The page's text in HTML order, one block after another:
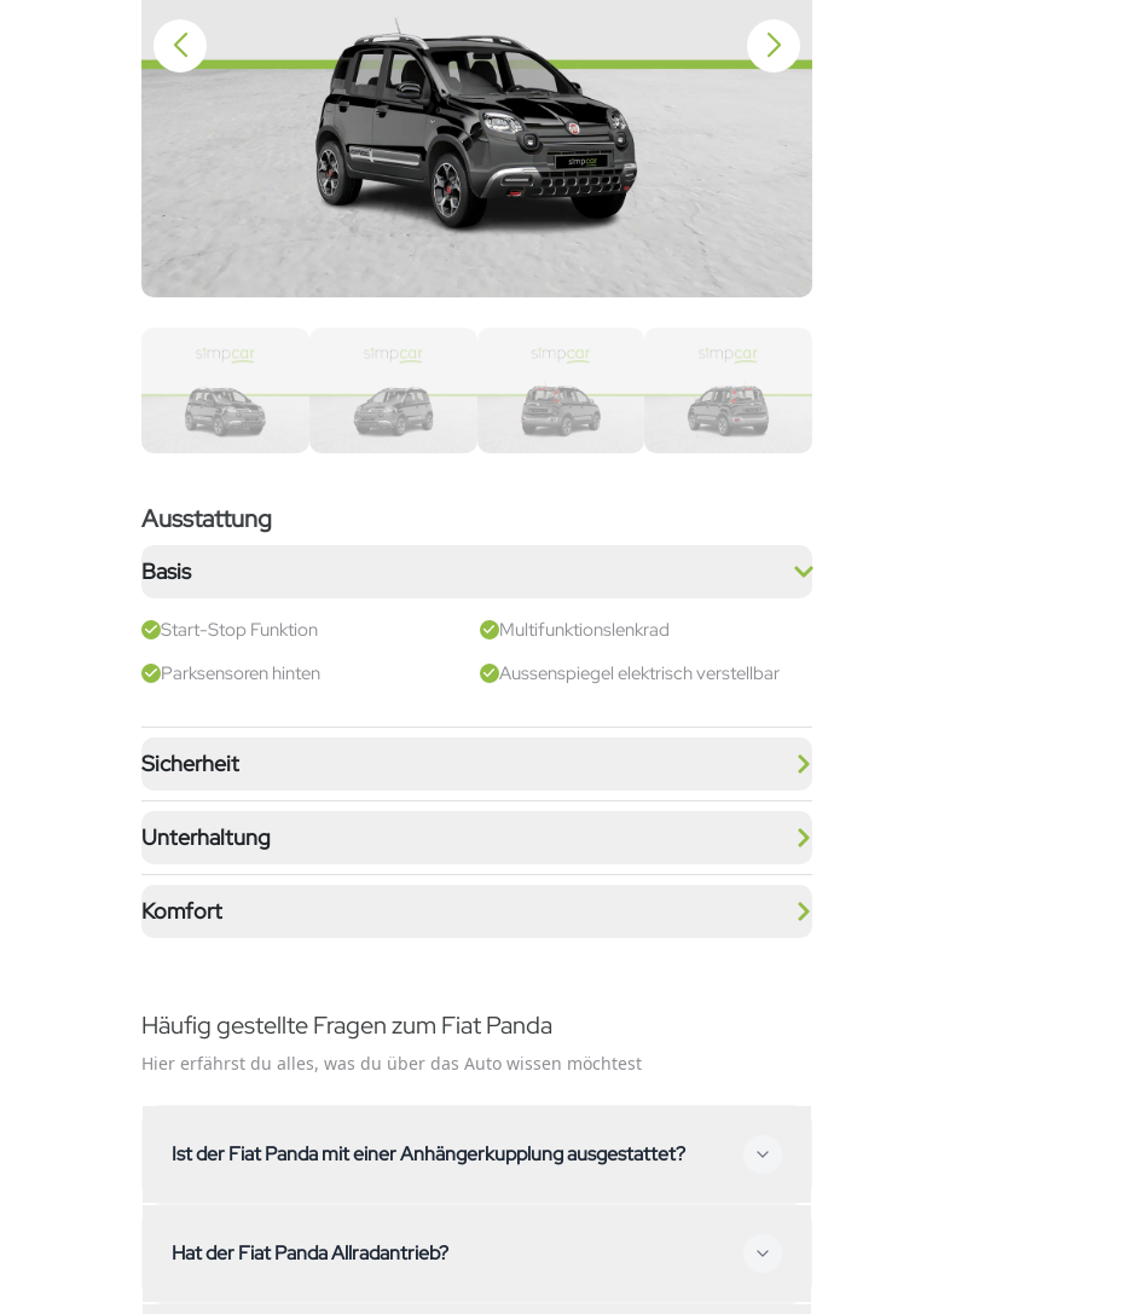
Ausstattung
Basis
Start-Stop Funktion
Multifunktionslenkrad
Parksensoren hinten
Aussenspiegel elektrisch verstellbar
Sicherheit
Unterhaltung
Komfort
Häufig gestellte Fragen zum Fiat Panda
Hier erfährst du alles, was du über das Auto wissen möchtest
Ist der Fiat Panda mit einer Anhängerkupplung ausgestattet?
du eine Anhängerkupplung benötigst, kontaktiere uns gerne – wir helfen dir bei
Hat der Fiat Panda Allradantrieb?